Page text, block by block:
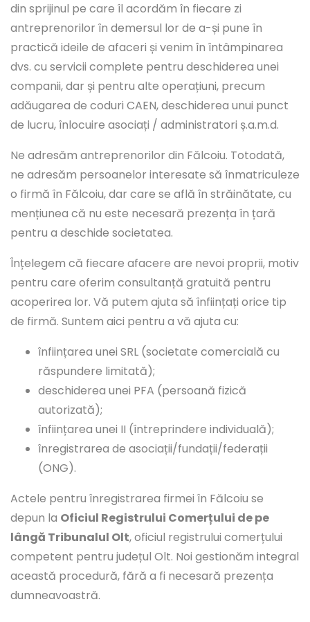
din sprijinul pe care îl acordăm în fiecare zi
antreprenorilor în demersul lor de a-și pune în
practică ideile de afaceri și venim în întâmpinarea
dvs. cu servicii complete pentru deschiderea unei
companii, dar și pentru alte operațiuni, precum
adăugarea de coduri CAEN, deschiderea unui punct
de lucru, înlocuire asociați / administratori ș.a.m.d.
Ne adresăm antreprenorilor din Fălcoiu. Totodată,
ne adresăm persoanelor interesate să înmatriculeze
o firmă în Fălcoiu, dar care se află în străinătate, cu
mențiunea că nu este necesară prezența în țară
pentru a deschide societatea.
Înțelegem că fiecare afacere are nevoi proprii, motiv
pentru care oferim consultanță gratuită pentru
acoperirea lor. Vă putem ajuta să înființați orice tip
de firmă. Suntem aici pentru a vă ajuta cu:
înființarea unei SRL (societate comercială cu
răspundere limitată);
deschiderea unei PFA (persoană fizică
autorizată);
înființarea unei II (întreprindere individuală);
înregistrarea de asociații/fundații/federații
(ONG).
Actele pentru înregistrarea firmei în Fălcoiu se
depun la Oficiul Registrului Comerțului de pe
lângă Tribunalul Olt, oficiul registrului comerțului
competent pentru județul Olt. Noi gestionăm integral
această procedură, fără a fi necesară prezența
dumneavoastră.